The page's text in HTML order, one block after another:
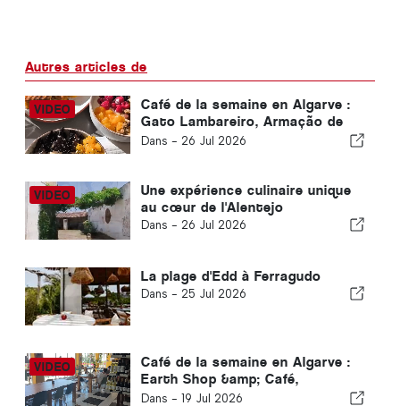
Autres articles de
Café de la semaine en Algarve :
Gato Lambareiro, Armação de
Pêra
Dans - 26 Jul 2026
Une expérience culinaire unique
au cœur de l'Alentejo
Dans - 26 Jul 2026
La plage d'Edd à Ferragudo
Dans - 25 Jul 2026
Café de la semaine en Algarve :
Earth Shop &amp; Café,
Carvoeiro
Dans - 19 Jul 2026